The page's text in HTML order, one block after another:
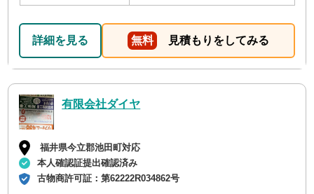
詳細を見る 無料 見積もりをしてみる
有限会社ダイヤ
福井県今立郡池田町対応
本人確認証提出確認済み
古物商許可証：第62222R034862号